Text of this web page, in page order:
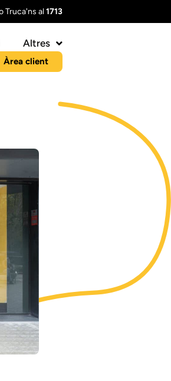
Truca'ns al1713
Altres
Àrea client